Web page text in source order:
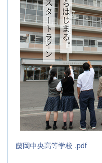
藤岡中央高等学校 .pdf